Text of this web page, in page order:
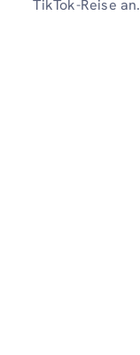
TikTok-Reise an.